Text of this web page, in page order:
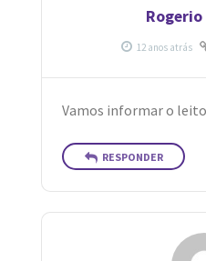
Vamos informar o
RESPONDER